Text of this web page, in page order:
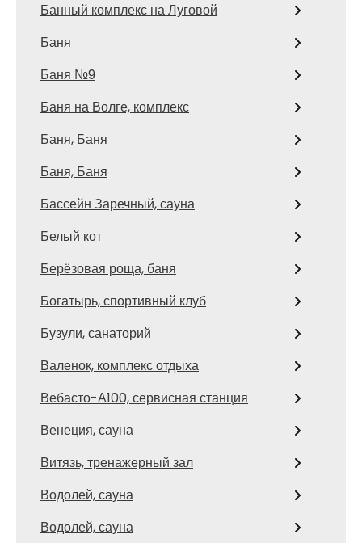
Банный комплекс на Луговой
Баня
Баня №9
Баня на Волге, комплекс
Баня, Баня
Баня, Баня
Бассейн Заречный, сауна
Белый кот
Берёзовая роща, баня
Богатырь, спортивный клуб
Бузули, санаторий
Валенок, комплекс отдыха
Вебасто-А100, сервисная станция
Венеция, сауна
Витязь, тренажерный зал
Водолей, сауна
Водолей, сауна